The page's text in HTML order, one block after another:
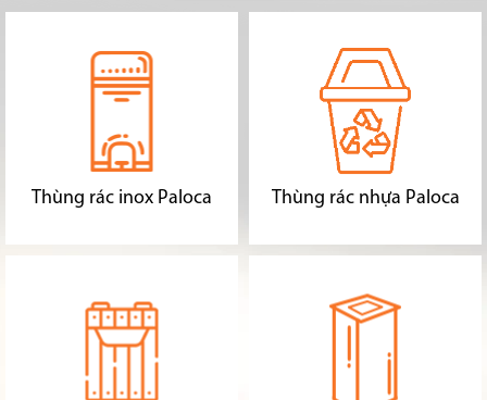
Thùng rác inox Paloca Thùng rác nhựa Paloca